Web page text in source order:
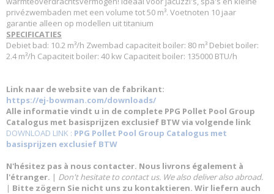
privézwembaden met een volume tot 50 m³. Voetnoten 10 jaar
garantie alleen op modellen uit titanium
SPECIFICATIES
Debiet bad: 10.2 m³/h Zwembad capaciteit boiler: 80 m³ Debiet boiler:
2.4 m³/h Capaciteit boiler: 40 kw Capaciteit boiler: 135000 BTU/h
Link naar de website van de fabrikant:
https://ej-bowman.com/downloads/
Alle informatie vindt u in de complete PPG Pollet Pool Group
Catalogus met basisprijzen exclusief BTW via volgende link
DOWNLOAD LINK : PPG Pollet Pool Group Catalogus met
basisprijzen exclusief BTW
N'hésitez pas à nous contacter. Nous livrons également à
l'étranger. | Don't hesitate to contact us. We also deliver also abroad.
| Bitte zögern Sie nicht uns zu kontaktieren. Wir liefern auch